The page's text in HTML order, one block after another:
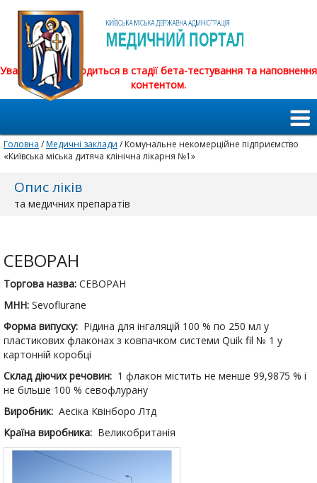
Увага! Сайт знаходиться в стадії бета-тестування та наповнення
контентом.
Головна /Медичні заклади / Комунальне некомерційне підприємство
«Київська міська дитяча клінічна лікарня №1»
Опис ліків
та медичних препаратів
СЕВОРАН
Торгова назва: СЕВОРАН
МНН: Sevoflurane
Форма випуску: Рідина для інгаляцій 100 % по 250 мл у
пластикових флаконах з ковпачком системи Quik fil № 1 у
картонній коробці
Склад діючих речовин: 1 флакон містить не менше 99,9875 % і
не більше 100 % севофлурану
Виробник: Аесіка Квінборо Лтд
Країна виробника: Великобританія